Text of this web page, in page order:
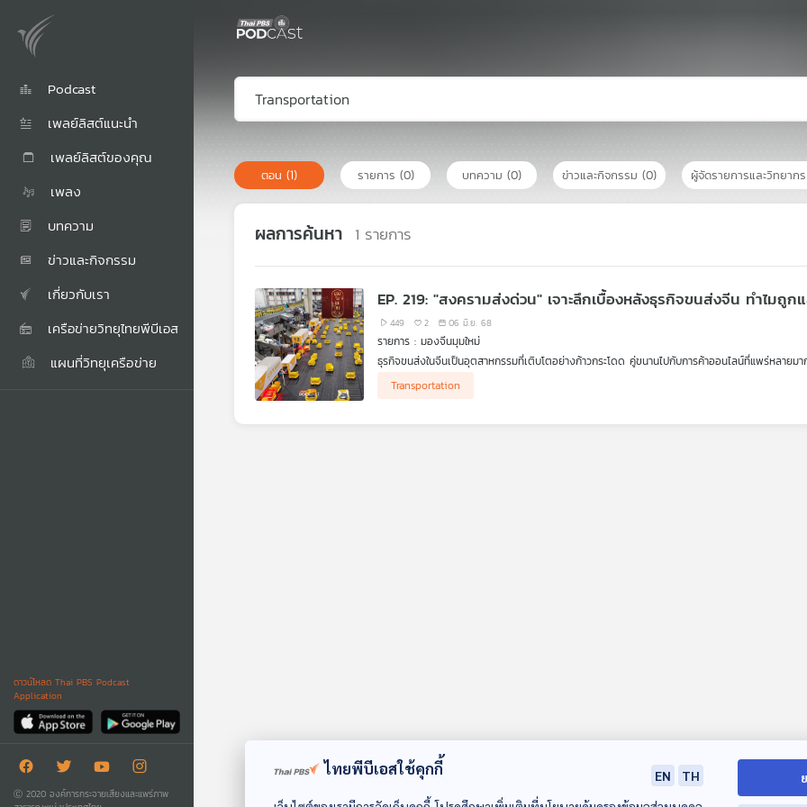
Podcast
เพลย์ลิสต์แนะนำ
เพลย์ลิสต์ของคุณ
เพลง
บทความ
ข่าวและกิจกรรม
เกี่ยวกับเรา
เครือข่ายวิทยุไทยพีบีเอส
แผนที่วิทยุเครือข่าย
ดาวน์โหลด Thai PBS Podcast
Application
Ⓒ 2020 องค์การกระจายเสียงและแพร่ภาพ
ตอน (1) รายการ (0) บทความ (0) ข่าวและกิจกรรม (0) ผู้จัดรายการและวิทยากร
ผลการค้นหา 1 รายการ
EP. 219: "สงครามส่งด่วน" เจาะลึกเบื้องหลัง
449 2 06 มิ.ย. 68
รายการ : มองจีนมุมใหม่
ธุรกิจขนส่งในจีนเป็นอุตสาหกรรมที่เติบโตอย่างก้าวกระโดด คู่ขนานไปกับการค้าออนไลน์ที่แพร่หลาย
ทำให้มูลค่ารายได้จากธุรกิจนี้สูงกว่า 1.4 ล้านล้านหยวน
โสภิต หวังวิวัฒนา ชวน ตฤณ วุ่นกลิ่นหอม นายกสมาคมการค้าดิจิทัลไทยและกรรมการการค้าข้ามแด
Transportation
ไทยพีบีเอสใช้คุกกี้ EN
TH